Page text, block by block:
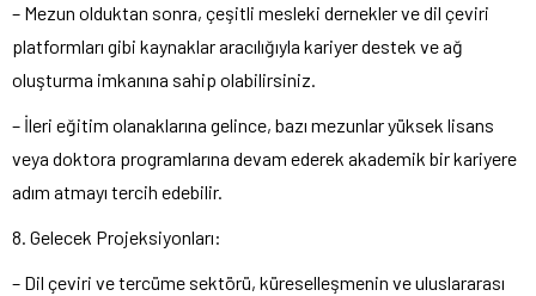
– Mezun olduktan sonra, çeşitli mesleki dernekler ve dil çeviri
platformları gibi kaynaklar aracılığıyla kariyer destek ve ağ
oluşturma imkanına sahip olabilirsiniz.
– İleri eğitim olanaklarına gelince, bazı mezunlar yüksek lisans
veya doktora programlarına devam ederek akademik bir kariyere
adım atmayı tercih edebilir.
8. Gelecek Projeksiyonları:
– Dil çeviri ve tercüme sektörü, küreselleşmenin ve uluslararası